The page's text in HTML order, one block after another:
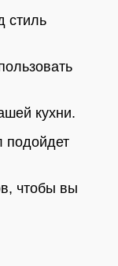
стиль
кухни.
подойдет
чтобы вы